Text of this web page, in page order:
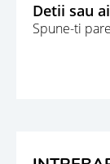
Detii sau
Spune-ti